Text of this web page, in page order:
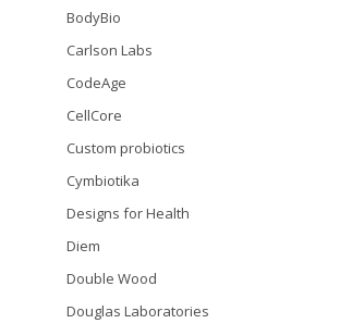
BodyBio
Carlson Labs
CodeAge
CellCore
Custom probiotics
Cymbiotika
Designs for Health
Diem
Double Wood
Douglas Laboratories